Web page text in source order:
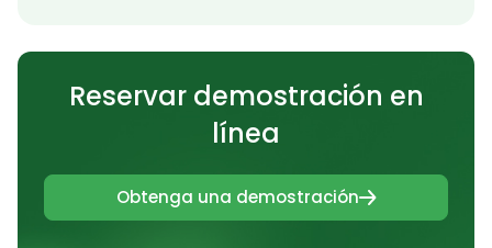
Reservar demostración en
línea
Obtenga una demostración